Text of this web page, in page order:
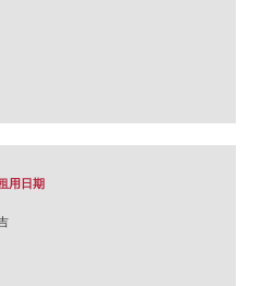
用日期